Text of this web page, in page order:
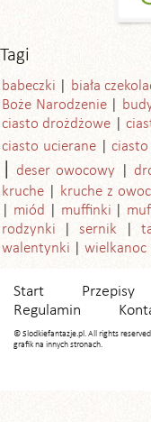
Tagi
babeczki biała
Boże Narodzenie
ciasto drożdżowe
ciasto ucierane
deser owocowy
kruche
kruche z
miód
muffinki
rodzynki
sernik
walentynki
wielkanoc
Start Przepisy
Regulamin
© Slodkiefantazje.pl. All rights
grafik na innych stronach.